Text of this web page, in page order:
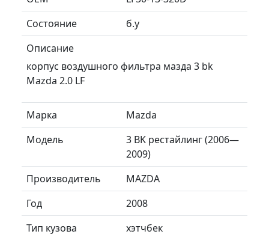
Состояние
б.у
Описание
корпус воздушного фильтра мазда 3 bk
Mazda 2.0 LF
Марка
Mazda
Модель
3 BK рестайлинг (2006—
2009)
Производитель
MAZDA
Год
2008
Тип кузова
хэтчбек